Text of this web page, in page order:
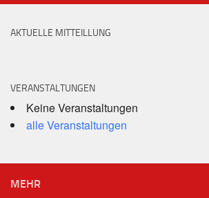
AKTUELLE MITTEILLUNG
VERANSTALTUNGEN
Keine Veranstaltungen
alle Veranstaltungen
MEHR